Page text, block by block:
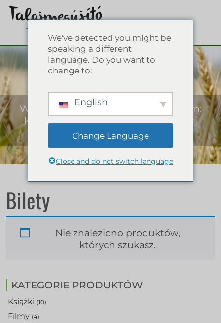
Sklep internetowy
Wszystko o rolnictwie regeneracyjnym:
książki, poradniki dla zrównoważonej
przyszłości!
KATEGORIE PRODUKTÓW
Książki (10)
Filmy (4)
Bilety
Nie znaleziono produktów,
których szukasz.
We've detected you might be
speaking a different
language. Do you want to
change to:
English
Change Language
Close and do not switch language